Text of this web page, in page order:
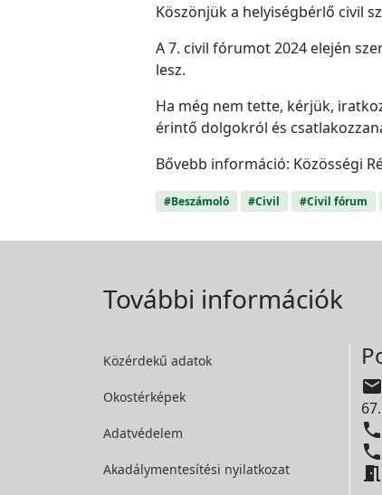
Köszönjük a helyiségbérlő civil
A 7. civil fórumot 2024 elején
lesz.
Ha még nem tette, kérjük,
érintő dolgokról és
Bővebb információ: Közösségi
#Beszámoló #Civil #Civil fórum
További információk
Közérdekű adatok
Okostérképek
Adatvédelem
Akadálymentesítési nyilatkozat

67.


